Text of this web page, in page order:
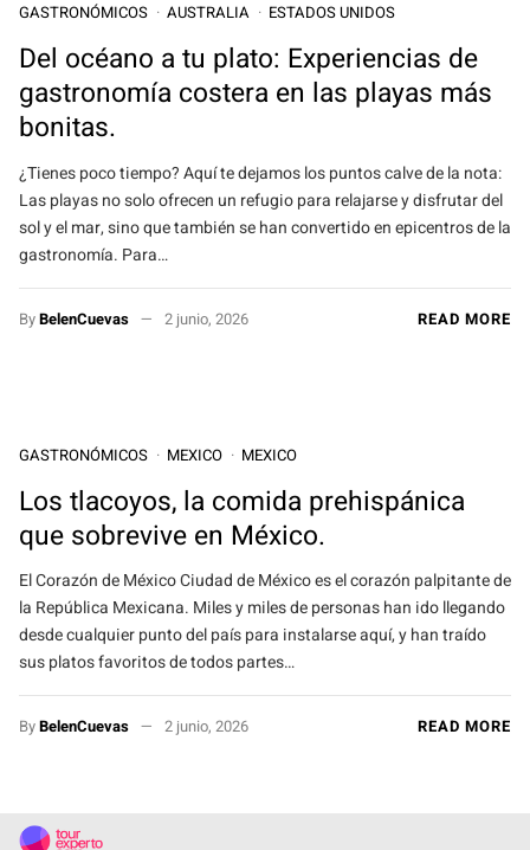
GASTRONÓMICOS AUSTRALIA ESTADOS UNIDOS
Del océano a tu plato: Experiencias de
gastronomía costera en las playas más
bonitas.
¿Tienes poco tiempo? Aquí te dejamos los puntos calve de la nota:
Las playas no solo ofrecen un refugio para relajarse y disfrutar del
sol y el mar, sino que también se han convertido en epicentros de la
gastronomía. Para…
ByBelenCuevas 2 junio, 2026 READ MORE
GASTRONÓMICOS MEXICO MEXICO
Los tlacoyos, la comida prehispánica
que sobrevive en México.
El Corazón de México Ciudad de México es el corazón palpitante de
la República Mexicana. Miles y miles de personas han ido llegando
desde cualquier punto del país para instalarse aquí, y han traído
sus platos favoritos de todos partes…
ByBelenCuevas 2 junio, 2026 READ MORE